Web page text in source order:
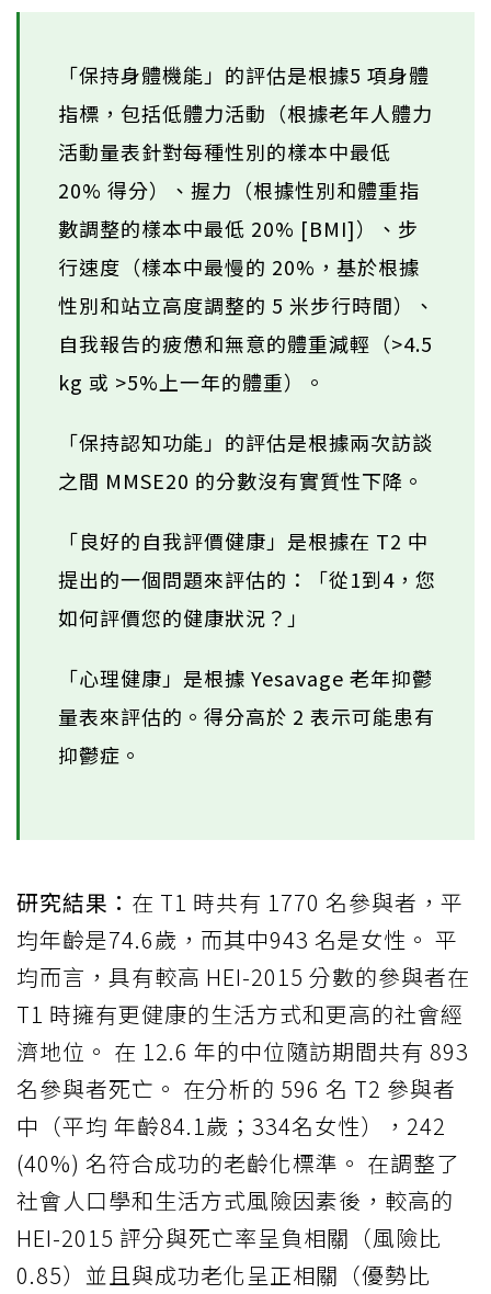
「保持身體機能」的評估是根據5 項身體
指標，包括低體力活動（根據老年人體力
活動量表針對每種性別的樣本中最低
20% 得分）、握力（根據性別和體重指
數調整的樣本中最低 20% [BMI]）、步
行速度（樣本中最慢的 20%，基於根據
性別和站立高度調整的 5 米步行時間）、
自我報告的疲憊和無意的體重減輕（>4.5
kg 或 >5%上一年的體重）。
「保持認知功能」的評估是根據兩次訪談
之間 MMSE20 的分數沒有實質性下降。
「良好的自我評價健康」是根據在 T2 中
提出的一個問題來評估的：「從1到4，您
如何評價您的健康狀況？」
「心理健康」是根據 Yesavage 老年抑鬱
量表來評估的。得分高於 2 表示可能患有
抑鬱症。
研究結果： 在 T1 時共有 1770 名參與者，平
均年齡是74.6歲，而其中943 名是女性。 平
均而言，具有較高 HEI-2015 分數的參與者在
T1 時擁有更健康的生活方式和更高的社會經
濟地位。 在 12.6 年的中位隨訪期間共有 893
名參與者死亡。 在分析的 596 名 T2 參與者
中（平均 年齡84.1歲；334名女性），242
(40%) 名符合成功的老齡化標準。 在調整了
社會人口學和生活方式風險因素後，較高的
HEI-2015 評分與死亡率呈負相關（風險比
0.85）並且與成功老化呈正相關（優勢比